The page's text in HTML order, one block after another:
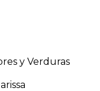
y Verduras